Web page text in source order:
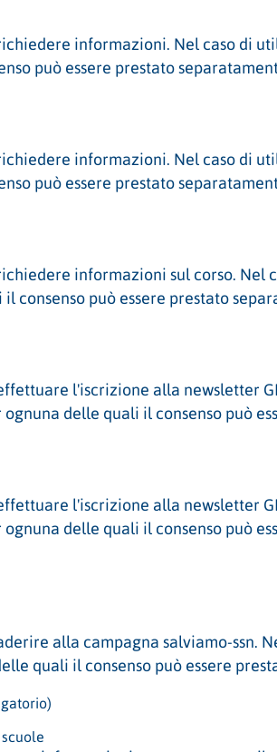
informazioni. Nel caso di
può essere prestato
informazioni. Nel caso di
può essere prestato
informazioni sul corso. Nel
può essere prestato
l'iscrizione alla newsletter
delle quali il consenso può
l'iscrizione alla newsletter
delle quali il consenso può
alla campagna salviamo-ssn.
quali il consenso può essere